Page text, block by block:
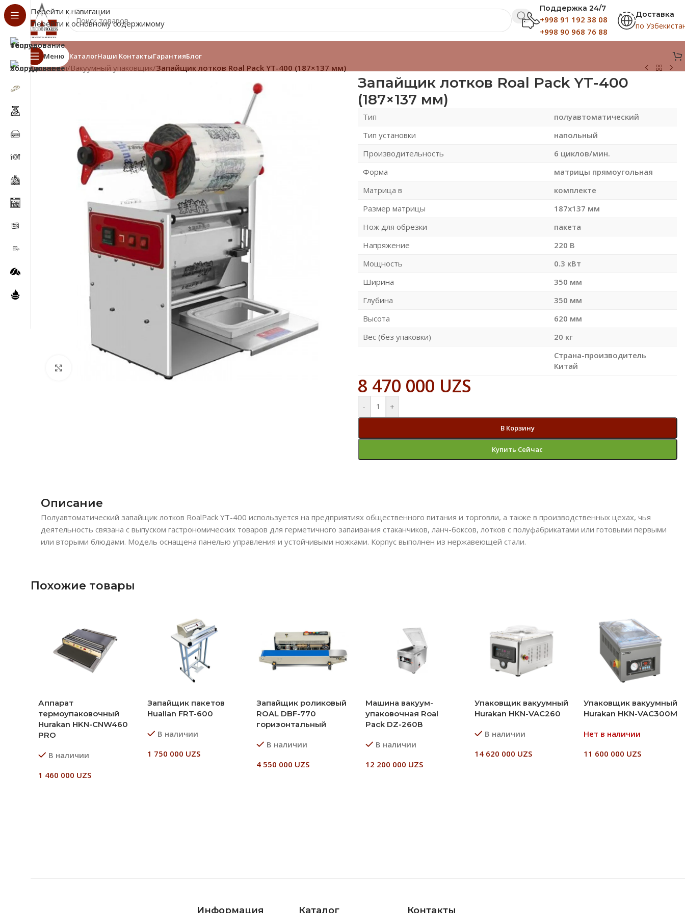
Перейти к навигации
Перейти к основному содержимому
Поддержка 24/7
+998 91 192 38 08
+998 90 968 76 88
Доставка
по
Меню КаталогНаши КонтактыГарантияБлог
Главная/Вакуумный упаковщик/Запайщик лотков Roal Pack YT-400 (187×137 мм)
Нажмите, чтобы увеличить
Запайщик лотков Roal Pack YT-400
(187×137 мм)
Тип
полуавтоматический
Тип установки
напольный
Производительность
6 циклов/мин.
Форма
матрицы прямоугольная
Матрица в
комплекте
Размер матрицы
187х137 мм
Нож для обрезки
пакета
Напряжение
220 В
Мощность
0.3 кВт
Ширина
350 мм
Глубина
350 мм
Высота
620 мм
Вес (без упаковки)
20 кг
Страна-производитель
Китай
8 470 000 UZS
- +
В Корзину
Купить Сейчас
Описание
Полуавтоматический запайщик лотков RoalPack YT-400 используется на предприятиях общественного питания и торговли, а также в производственных цехах, чья
деятельность связана с выпуском гастрономических товаров для герметичного запаивания стаканчиков, ланч-боксов, лотков с полуфабрикатами или готовыми первыми
или вторыми блюдами. Модель оснащена панелью управления и устойчивыми ножками. Корпус выполнен из нержавеющей стали.
Похожие товары
Аппарат
термоупаковочный
Hurakan HKN-CNW460
PRO
В наличии
1 460 000 UZS
Запайщик пакетов
Hualian FRT-600
В наличии
1 750 000 UZS
Запайщик роликовый
ROAL DBF-770
горизонтальный
В наличии
4 550 000 UZS
Машина вакуум-
упаковочная Roal
Pack DZ-260В
В наличии
12 200 000 UZS
Упаковщик вакуумный
Hurakan HKN-VAC260
В наличии
14 620 000 UZS
Упаковщик вакуумный
Hurakan HKN-VAC300M
Нет в наличии
11 600 000 UZS
Информация Каталог Контакты